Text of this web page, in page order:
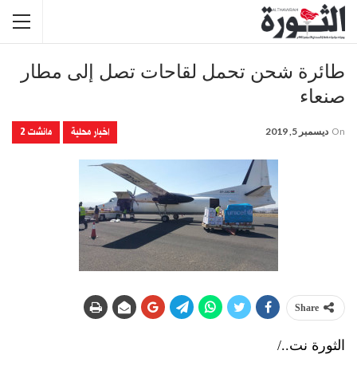
طائرة شحن تحمل لقاحات تصل إلى مطار
صنعاء
اخبار محلية مانشت 2 On ديسمبر 5, 2019
Share
الثورة نت../